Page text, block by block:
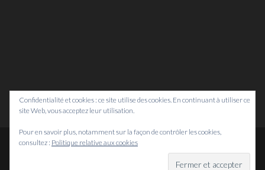
2026
Confidentialité et cookies : ce site utilise des cookies. En continuant à utiliser ce
site Web, vous acceptez leur utilisation.
Pour en savoir plus, notamment sur la façon de contrôler les cookies,
consultez : Politique relative aux cookies